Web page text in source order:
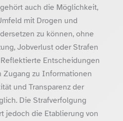
auch die Möglichkeit,
mit Drogen und
zu können, ohne
Jobverlust oder Strafen
Entscheidungen
Zugang zu Informationen
und Transparenz der
Die Strafverfolgung
jedoch die Etablierung von